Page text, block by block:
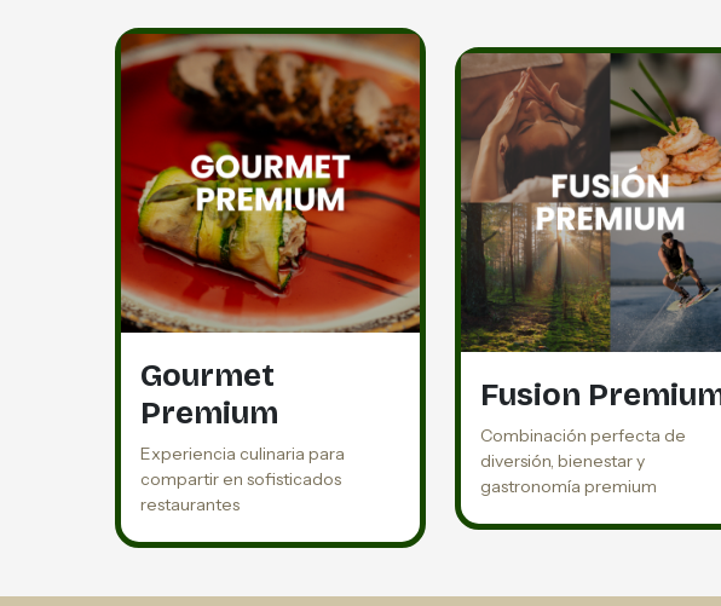
Gourmet
Premium
Experiencia culinaria para
compartir en sofisticados
restaurantes
Fusion
Combinación perfecta de
diversión, bienestar y
gastronomía premium